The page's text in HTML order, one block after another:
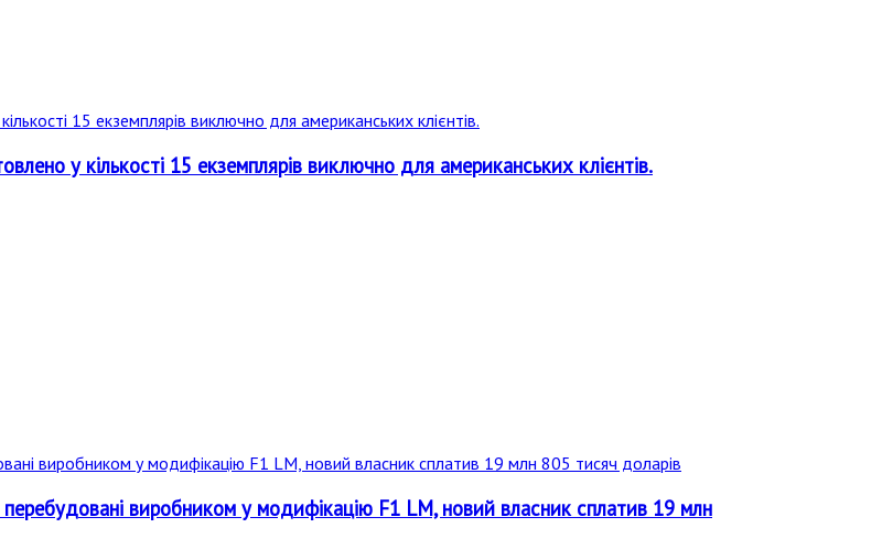
у кількості 15 екземплярів виключно для американських клієнтів.
виробником у модифікацію F1 LM, новий власник сплатив 19 млн